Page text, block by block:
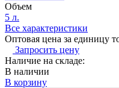
Объем
5 л.
Все характеристики
Оптовая цена за единицу
Запросить цену
Наличие на складе:
В наличии
В корзину